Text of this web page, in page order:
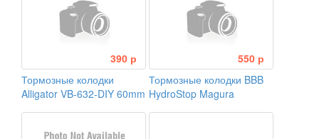
390 р
Тормозные колодки
Alligator VB-632-DIY 60mm
550 р
Тормозные колодки BBB
HydroStop Magura